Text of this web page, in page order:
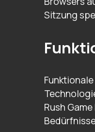
Sitzung
Rush